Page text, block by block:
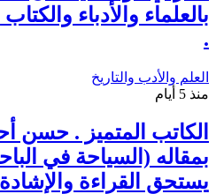
بالعلماء والأدباء
.
العلم والأدب والتاريخ
منذ 5 أيام
الكاتب المتميز . حسن
بمقاله (السياحة في
يستحق القراءة